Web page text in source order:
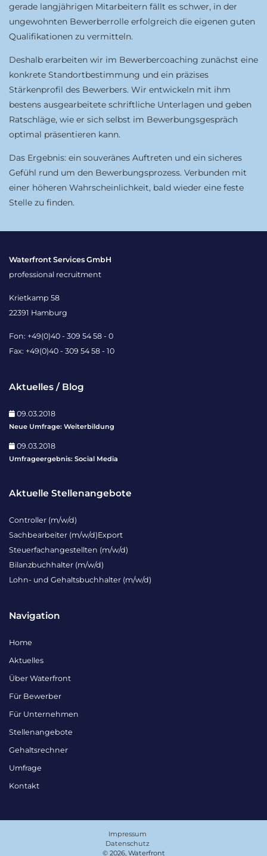
gerade langjährigen Mitarbeitern fällt es schwer, in der
ungewohnten Bewerberrolle erfolgreich die eigenen guten
Qualifikationen zu vermitteln.
Deshalb erarbeiten wir im Bewerbercoaching zunächst eine
konkrete Standortbestimmung und ein präzises
Stärkenprofil des Bewerbers. Wir entwickeln mit ihm
bestens ausgearbeitete schriftliche Unterlagen und geben
Ratschläge, wie er sich selbst im Bewerbungsgespräch
optimal präsentieren kann.
Das Ergebnis: ein souveränes Auftreten und ein sicheres
Gefühl rund um den Bewerbungsprozess. Verbunden mit
einer höheren Wahrscheinlichkeit, bald wieder eine feste
Stelle zu finden.
Waterfront Services GmbH
professional recruitment
Krietkamp 58
22391 Hamburg
Fon: +49(0)40 - 309 54 58 - 0
Fax: +49(0)40 - 309 54 58 - 10
Aktuelles / Blog
09.03.2018
Neue Umfrage: Weiterbildung
09.03.2018
Umfrageergebnis: Social Media
Aktuelle Stellenangebote
Controller (m/w/d)
Sachbearbeiter (m/w/d)Export
Steuerfachangestellten (m/w/d)
Bilanzbuchhalter (m/w/d)
Lohn- und Gehaltsbuchhalter (m/w/d)
Navigation
Home
Aktuelles
Über Waterfront
Für Bewerber
Für Unternehmen
Stellenangebote
Gehaltsrechner
Umfrage
Kontakt
Impressum
Datenschutz
© 2026, Waterfront